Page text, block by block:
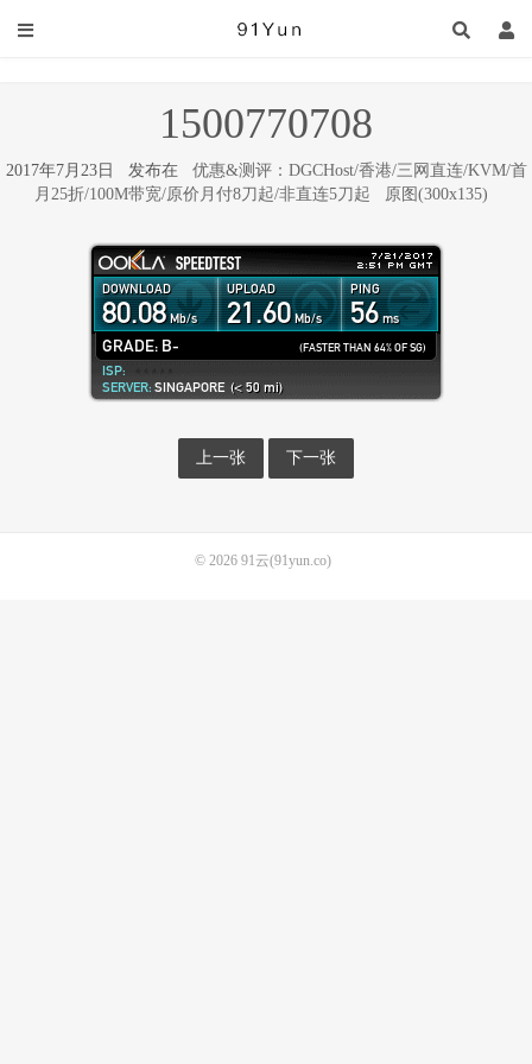
1500770708
2017年7月23日 发布在 优惠&测评：DGCHost/香港/三网直连/KVM/首
月25折/100M带宽/原价月付8刀起/非直连5刀起
原图(300x135)
上一张 下一张
© 2026 91云(91yun.co)